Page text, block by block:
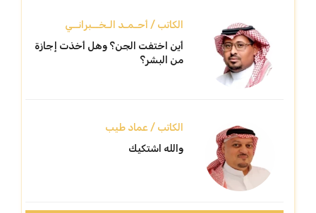
الكاتب / أحـمـد الـخــبرانــي
أين اختفت الجن؟ وهل أخذت إجازة
من البشر؟
الكاتب / عماد طيب
والله اشتكيك